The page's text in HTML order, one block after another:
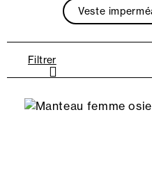
Veste
Filtrer